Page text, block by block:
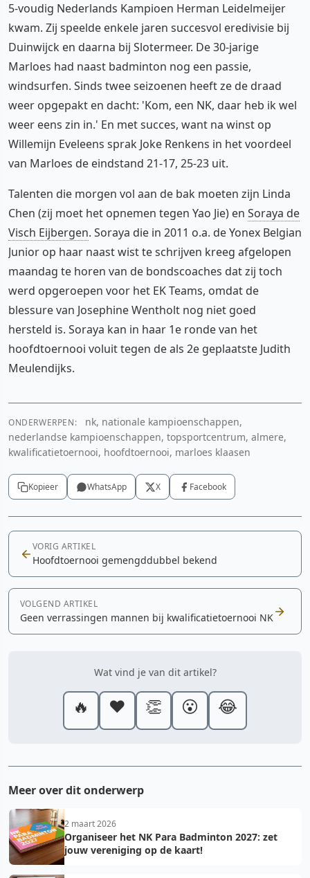
5-voudig Nederlands Kampioen Herman Leidelmeijer
kwam. Zij speelde enkele jaren succesvol eredivisie bij
Duinwijck en daarna bij Slotermeer. De 30-jarige
Marloes had naast badminton nog een passie,
windsurfen. Sinds twee seizoenen heeft ze de draad
weer opgepakt en dacht: 'Kom, een NK, daar heb ik wel
weer eens zin in.' En met succes, want na winst op
Willemijn Eveleens sprak Joke Renkens in het voordeel
van Marloes de eindstand 21-17, 25-23 uit.
Talenten die morgen vol aan de bak moeten zijn Linda
Chen (zij moet het opnemen tegen Yao Jie) en Soraya de
Visch Eijbergen. Soraya die in 2011 o.a. de Yonex Belgian
Junior op haar naast wist te schrijven kreeg afgelopen
maandag te horen van de bondscoaches dat zij toch
werd opgeroepen voor het EK Teams, omdat de
blessure van Josephine Wentholt nog niet goed
hersteld is. Soraya kan in haar 1e ronde van het
hoofdtoernooi voluit tegen de als 2e geplaatste Judith
Meulendijks.
ONDERWERPEN:
nk, nationale kampioenschappen,
nederlandse kampioenschappen, topsportcentrum, almere,
kwalificatietoernooi, hoofdtoernooi, marloes klaasen
Kopieer WhatsApp X Facebook
VORIG ARTIKEL
Hoofdtoernooi gemengddubbel bekend
VOLGEND ARTIKEL
Geen verrassingen mannen bij kwalificatietoernooi NK
Wat vind je van dit artikel?
🔥 ❤️ 👏 😮 😂
Meer over dit onderwerp
2 maart 2026
Organiseer het NK Para Badminton 2027: zet
jouw vereniging op de kaart!